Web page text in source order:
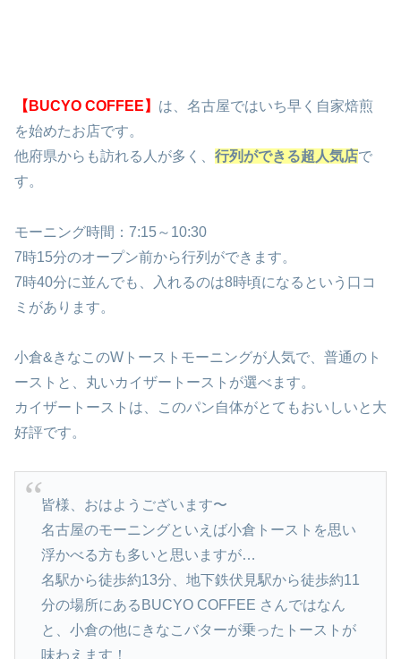
【BUCYO COFFEE】 は、名古屋ではいち早く自家焙煎
を始めたお店です。
他府県からも訪れる人が多く、 行列ができる超人気店で
す。
モーニング時間：7:15～10:30
7時15分のオープン前から行列ができます。
7時40分に並んでも、入れるのは8時頃になるという口コ
ミがあります。
小倉&きなこのWトーストモーニングが人気で、普通のト
ーストと、丸いカイザートーストが選べます。
カイザートーストは、このパン自体がとてもおいしいと大
好評です。
皆様、おはようございます〜
名古屋のモーニングといえば小倉トーストを思い
浮かべる方も多いと思いますが…
名駅から徒歩約13分、地下鉄伏見駅から徒歩約11
分の場所にあるBUCYO COFFEE さんではなん
と、小倉の他にきなこバターが乗ったトーストが
味わえます！